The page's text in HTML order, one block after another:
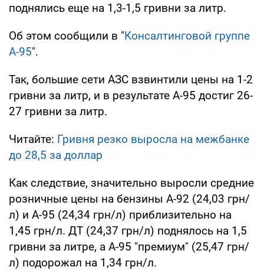
поднялись еще на 1,3-1,5 гривни за литр.
Об этом сообщили в "Консалтинговой группе
А-95".
Так, большие сети АЗС взвинтили цены на 1-2
гривни за литр, и в результате А-95 достиг 26-
27 гривни за литр.
Читайте: Гривня резко выросла на межбанке
до 28,5 за доллар
Как следствие, значительно выросли средние
розничные цены на бензины А-92 (24,03 грн/
л) и А-95 (24,34 грн/л) приблизительно на
1,45 грн/л. ДТ (24,37 грн/л) поднялось на 1,5
гривни за литре, а А-95 "премиум" (25,47 грн/
л) подорожал на 1,34 грн/л.